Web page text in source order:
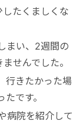
たくましくな
まい、2週間の
せんでした。
行きたかった場
です。
病院を紹介して